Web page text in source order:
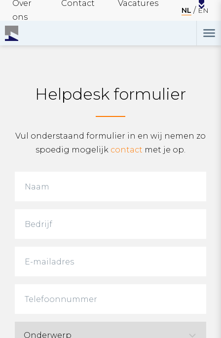
Over
ons
Contact Vacatures
NL EN
Helpdesk formulier
Vul onderstaand formulier in en wij nemen zo
spoedig mogelijk contact met je op.